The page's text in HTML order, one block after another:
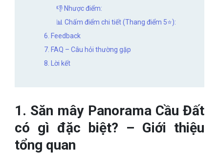
👎 Nhược điểm:
📊 Chấm điểm chi tiết (Thang điểm 5⭐):
6. Feedback
7. FAQ – Câu hỏi thường gặp
8. Lời kết
1. Săn mây Panorama Cầu Đất
có gì đặc biệt? – Giới thiệu
tổng quan